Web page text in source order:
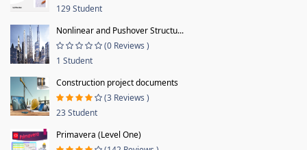
129 Student
Nonlinear and Pushover Structu...
(0 Reviews )
1 Student
Construction project documents
(3 Reviews )
23 Student
Primavera (Level One)